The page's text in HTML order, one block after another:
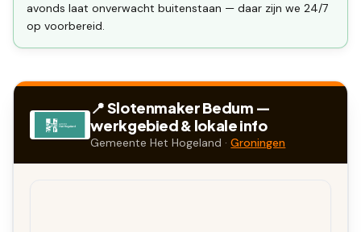
avonds laat onverwacht buitenstaan — daar zijn we 24/7
op voorbereid.
📍 SlotenmakerBedum —
werkgebied & lokale info
GemeenteHet Hogeland ·Groningen